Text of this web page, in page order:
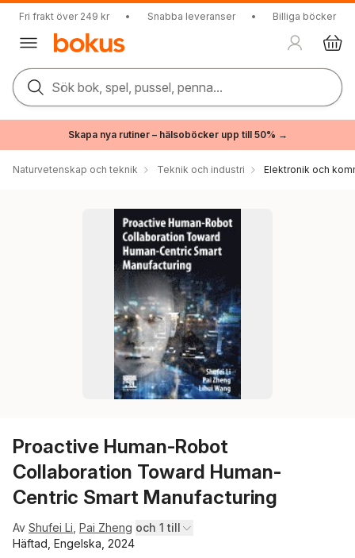
Fri frakt över 249 kr • Snabba leveranser • Billiga böcker
Sök bok, spel, pussel, penna...
Skapa nya rutiner – hälsoböcker upp till 50% →
Naturvetenskap och teknik Teknik och industri Elektronik och
Proactive Human-Robot
Collaboration Toward Human-
Centric Smart Manufacturing
Av Shufei Li Pai Zheng och 1 till
Häftad, Engelska, 2024